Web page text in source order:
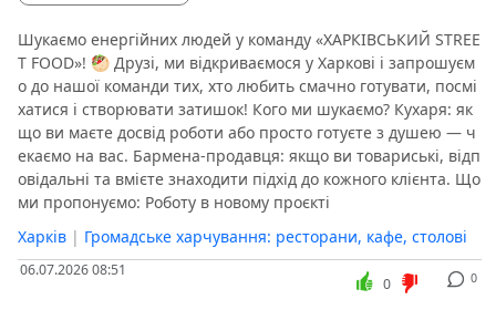
Шукаємо енергійних людей у команду «ХАРКІВСЬКИЙ STREE
T FOOD»! 🥙 ​Друзі, ми відкриваємося у Харкові і запрошуєм
о до нашої команди тих, хто любить смачно готувати, посмі
хатися і створювати затишок! ​Кого ми шукаємо? ​Кухаря: як
що ви маєте досвід роботи або просто готуєте з душею — ч
екаємо на вас. ​Бармена-продавця: якщо ви товариські, відп
овідальні та вмієте знаходити підхід до кожного клієнта. ​Що
ми пропонуємо: ​Роботу в новому проєкті
Харків | Громадське харчування: ресторани, кафе, столові
06.07.2026 08:51 0
0